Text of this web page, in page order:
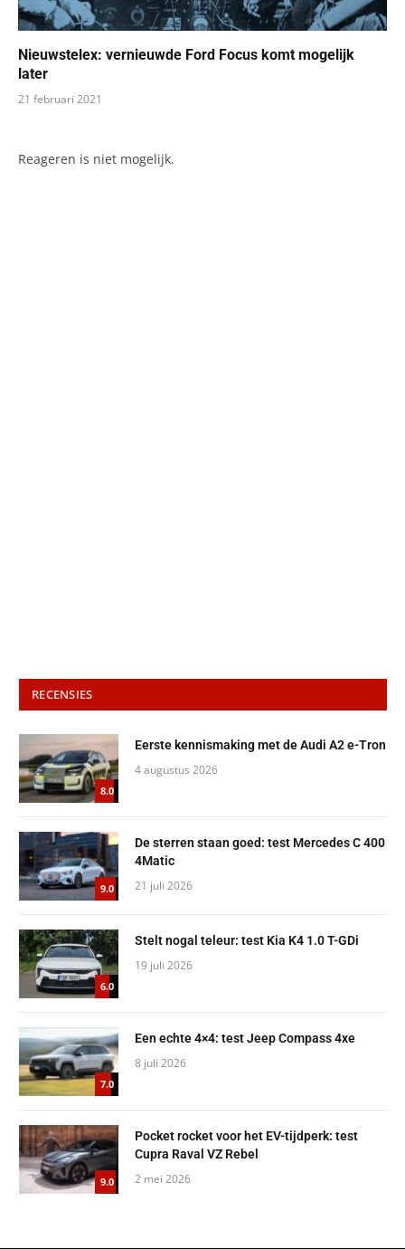
Nieuwstelex: vernieuwde Ford Focus komt mogelijk
later
21 februari 2021
Reageren is niet mogelijk.
RECENSIES
8.0
Eerste kennismaking met de Audi A2 e-Tron
4 augustus 2026
9.0
De sterren staan goed: test Mercedes C 400
4Matic
21 juli 2026
6.0
Stelt nogal teleur: test Kia K4 1.0 T-GDi
19 juli 2026
7.0
Een echte 4×4: test Jeep Compass 4xe
8 juli 2026
9.0
Pocket rocket voor het EV-tijdperk: test
Cupra Raval VZ Rebel
2 mei 2026